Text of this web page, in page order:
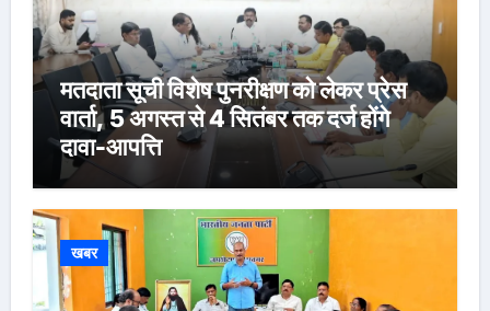
मतदाता सूची विशेष पुनरीक्षण को लेकर प्रेस
वार्ता, 5 अगस्त से 4 सितंबर तक दर्ज होंगे
दावा-आपत्ति
खबर